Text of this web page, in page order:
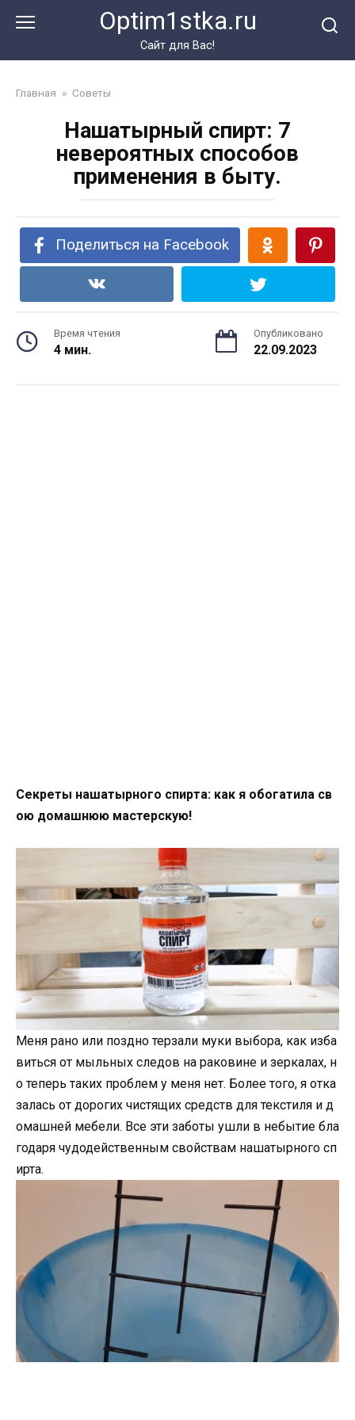
Optim1stka.ru
Сайт для Вас!
Главная » Советы
Нашатырный спирт: 7
невероятных способов
применения в быту.
Поделиться на Facebook
Время чтения
4 мин.
Опубликовано
22.09.2023
Секреты нашатырного спирта: как я обогатила св
ою домашнюю мастерскую!
Меня рано или поздно терзали муки выбора, как изба
виться от мыльных следов на раковине и зеркалах, н
о теперь таких проблем у меня нет. Более того, я отка
залась от дорогих чистящих средств для текстиля и д
омашней мебели. Все эти заботы ушли в небытие бла
годаря чудодейственным свойствам нашатырного сп
ирта.